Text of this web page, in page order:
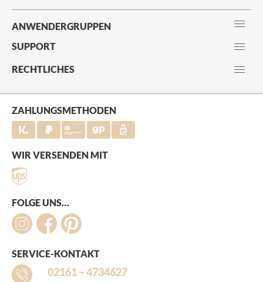
ANWENDERGRUPPEN
SUPPORT
RECHTLICHES
ZAHLUNGSMETHODEN
WIR VERSENDEN MIT
FOLGE UNS…
SERVICE-KONTAKT
02161 – 4734627